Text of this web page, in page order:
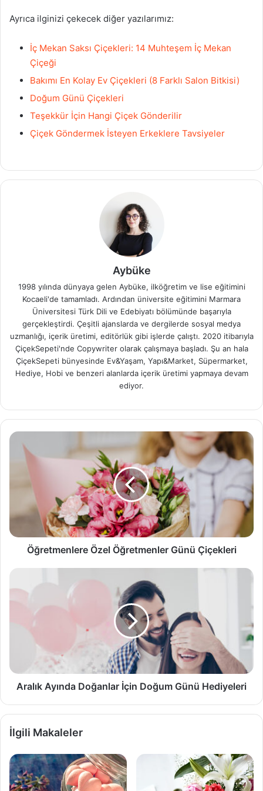
Ayrıca ilginizi çekecek diğer yazılarımız:
İç Mekan Saksı Çiçekleri: 14 Muhteşem İç Mekan
Çiçeği
Bakımı En Kolay Ev Çiçekleri (8 Farklı Salon Bitkisi)
Doğum Günü Çiçekleri
Teşekkür İçin Hangi Çiçek Gönderilir
Çiçek Göndermek İsteyen Erkeklere Tavsiyeler
Aybüke
1998 yılında dünyaya gelen Aybüke, ilköğretim ve lise eğitimini
Kocaeli'de tamamladı. Ardından üniversite eğitimini Marmara
Üniversitesi Türk Dili ve Edebiyatı bölümünde başarıyla
gerçekleştirdi. Çeşitli ajanslarda ve dergilerde sosyal medya
uzmanlığı, içerik üretimi, editörlük gibi işlerde çalıştı. 2020 itibarıyla
ÇiçekSepeti'nde Copywriter olarak çalışmaya başladı. Şu an hala
ÇiçekSepeti bünyesinde Ev&Yaşam, Yapı&Market, Süpermarket,
Hediye, Hobi ve benzeri alanlarda içerik üretimi yapmaya devam
ediyor.
Öğretmenlere
Özel
Öğretmenlere Özel Öğretmenler Günü Çiçekleri
Hediyeleri
Aralık Ayında Doğanlar İçin Doğum Günü Hediyeleri
İlgili Makaleler